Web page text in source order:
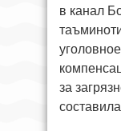
в канал
за